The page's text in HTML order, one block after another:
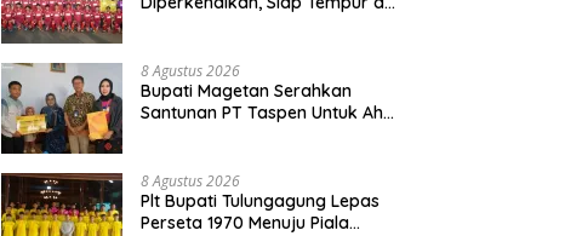
8 Agustus 2026
Bupati Magetan Serahkan
Santunan PT Taspen Untuk Ahli
8 Agustus 2026
Plt Bupati Tulungagung Lepas
Perseta 1970 Menuju Piala